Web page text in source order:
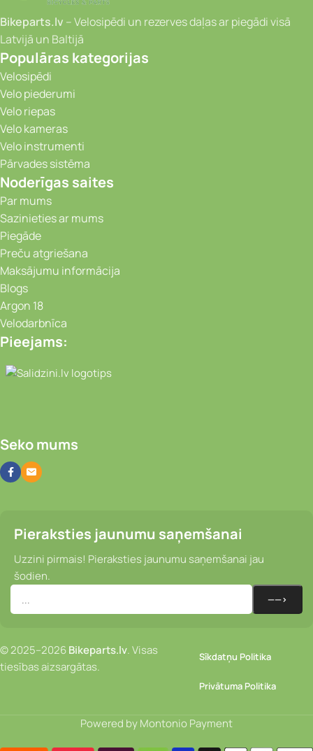
Bikeparts.lv – Velosipēdi un rezerves daļas ar piegādi visā
Latvijā un Baltijā
Populāras kategorijas
Velosipēdi
Velo piederumi
Velo riepas
Velo kameras
Velo instrumenti
Pārvades sistēma
Noderīgas saites
Par mums
Sazinieties ar mums
Piegāde
Preču atgriešana
Maksājumu informācija
Blogs
Argon 18
Velodarbnīca
Pieejams:
Video novērošanas kameras, Portatīvie
Seko mums
Pieraksties jaunumu saņemšanai
Uzzini pirmais! Pieraksties jaunumu saņemšanai jau
šodien.
© 2025–2026Bikeparts.lv. Visas
tiesības aizsargātas.
Sīkdatņu Politika
Privātuma Politika
Powered by Montonio Payment